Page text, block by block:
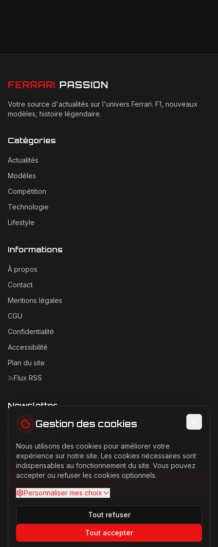
FERRARI PASSION
Votre source d'actualités sur l'univers Ferrari. F1, nouveaux
modèles, histoire légendaire.
Catégories
Actualités
Modèles
Compétition
Technologie
Lifestyle
Informations
À propos
Contact
Mentions légales
CGU
Confidentialité
Accessibilité
Plan du site
Flux RSS
Newsletter
Recevez les dernières actualités Ferrari directement dans
Adresse email pour la newsletter
S'abonner à la newsletter
Ferrari Passion. Tous droits réservés. Site non affilié à
Gestion des cookies
Nous utilisons des cookies pour améliorer votre
expérience sur notre site. Les cookies nécessaires sont
indispensables au fonctionnement du site. Vous pouvez
accepter ou refuser les cookies optionnels.
Personnaliser mes choix
Tout refuser
Tout accepter